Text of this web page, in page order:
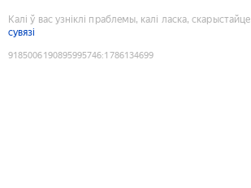
Калі ў вас узніклі праблемы, калі ласка, скарыстайце
сувязі
9185006190895995746:1786134699